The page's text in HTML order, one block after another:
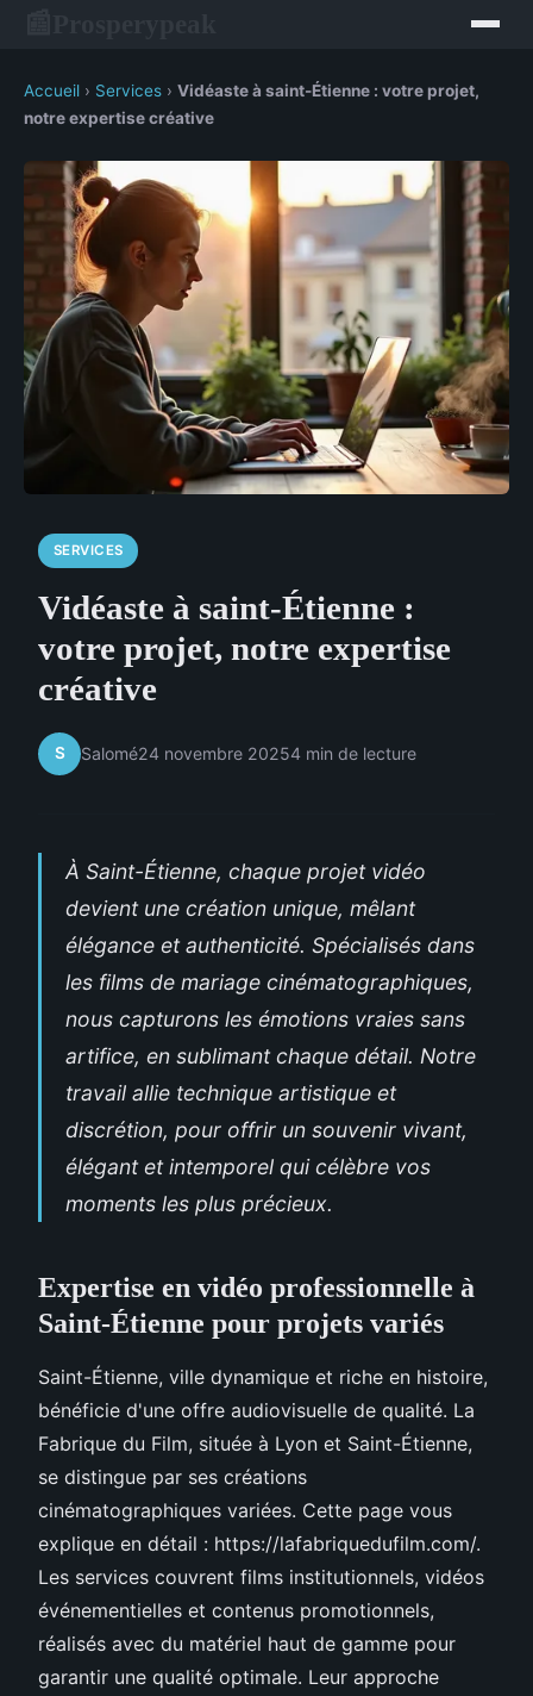
Accueil › Services › Vidéaste à saint-Étienne : votre projet,
notre expertise créative
SERVICES
Vidéaste à saint-Étienne :
votre projet, notre expertise
créative
S Salomé24 novembre 20254 min de lecture
À Saint-Étienne, chaque projet vidéo
devient une création unique, mêlant
élégance et authenticité. Spécialisés dans
les films de mariage cinématographiques,
nous capturons les émotions vraies sans
artifice, en sublimant chaque détail. Notre
travail allie technique artistique et
discrétion, pour offrir un souvenir vivant,
élégant et intemporel qui célèbre vos
moments les plus précieux.
Expertise en vidéo professionnelle à
Saint-Étienne pour projets variés
Saint-Étienne, ville dynamique et riche en histoire,
bénéficie d'une offre audiovisuelle de qualité. La
Fabrique du Film, située à Lyon et Saint-Étienne,
se distingue par ses créations
cinématographiques variées. Cette page vous
explique en détail : https://lafabriquedufilm.com/.
Les services couvrent films institutionnels, vidéos
événementielles et contenus promotionnels,
réalisés avec du matériel haut de gamme pour
garantir une qualité optimale. Leur approche